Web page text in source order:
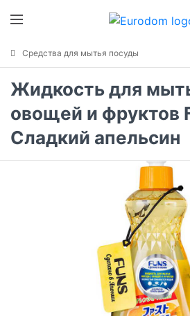
Средства для мытья посуды
Жидкость для
овощей и фруктов
Сладкий апельсин